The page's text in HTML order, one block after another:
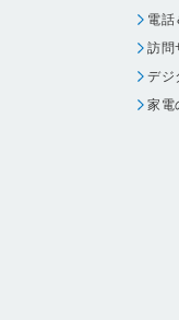
電話
訪問
デジ
家電